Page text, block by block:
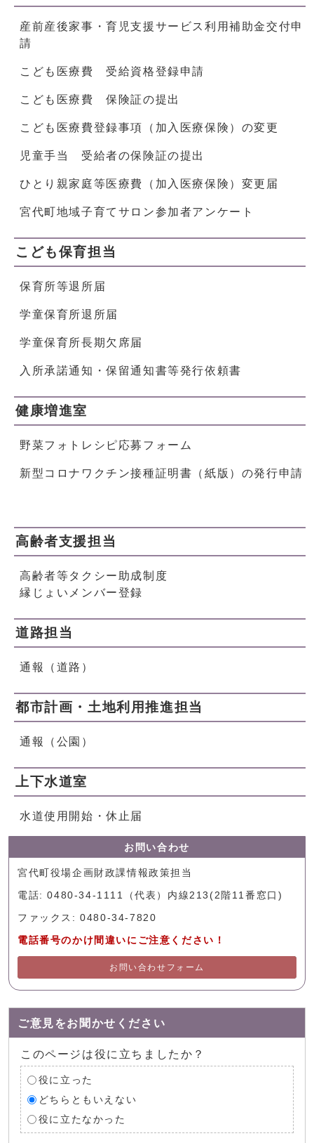
産前産後家事・育児支援サービス利用補助金交付申
請
こども医療費 受給資格登録申請
こども医療費 保険証の提出
こども医療費登録事項（加入医療保険）の変更
児童手当 受給者の保険証の提出
ひとり親家庭等医療費（加入医療保険）変更届
宮代町地域子育てサロン参加者アンケート
こども保育担当
保育所等退所届
学童保育所退所届
学童保育所長期欠席届
入所承諾通知・保留通知書等発行依頼書
健康増進室
野菜フォトレシピ応募フォーム
新型コロナワクチン接種証明書（紙版）の発行申請
高齢者支援担当
高齢者等タクシー助成制度
縁じょいメンバー登録
道路担当
通報（道路）
都市計画・土地利用推進担当
通報（公園）
上下水道室
水道使用開始・休止届
お問い合わせ
宮代町役場企画財政課情報政策担当
電話: 0480-34-1111（代表）内線213(2階11番窓口)
ファックス: 0480-34-7820
電話番号のかけ間違いにご注意ください！
お問い合わせフォーム
ご意見をお聞かせください
このページは役に立ちましたか？
役に立った
どちらともいえない
役に立たなかった